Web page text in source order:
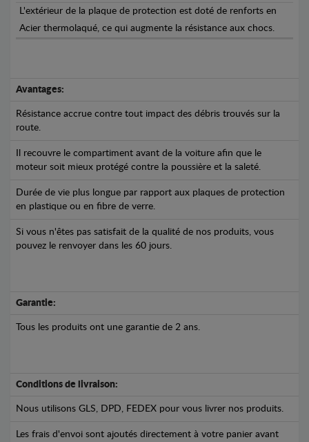
L'extérieur de la plaque de protection est doté de renforts en
Acier thermolaqué, ce qui augmente la résistance aux chocs.
Avantages:
Résistance accrue contre tout impact des débris trouvés sur la
route.
Il recouvre le compartiment avant de la voiture afin que le
moteur soit mieux protégé contre la poussière et la saleté.
Durée de vie plus longue par rapport aux plaques de protection
en plastique ou en fibre de verre.
Si vous n'êtes pas satisfait de la qualité de nos produits, vous
pouvez le renvoyer dans les 60 jours.
Garantie:
Tous les produits ont une garantie de 2 ans.
Conditions de livraison:
Nous utilisons GLS, DPD, FEDEX pour vous livrer nos produits.
Les frais d'envoi sont ajoutés directement à votre panier avant